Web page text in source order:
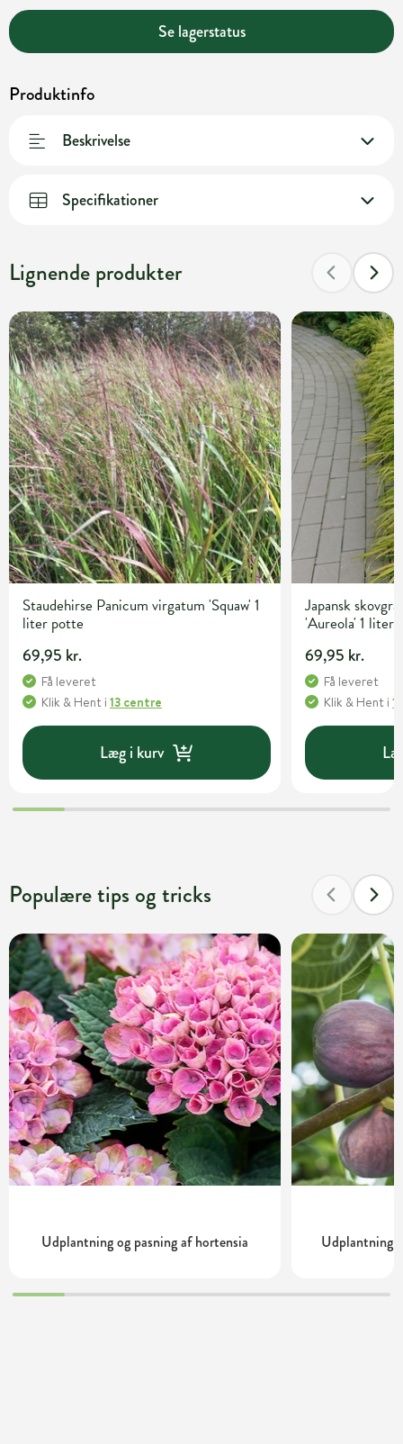
Se lagerstatus
Produktinfo
Beskrivelse
Specifikationer
Lignende produkter
Staudehirse Panicum virgatum 'Squaw' 1
liter potte
69,95 kr.
Få leveret
Klik & Hent i 13 centre
Læg i kurv
Japansk
'Aureola' 1 liter
69,95 kr.
Få leveret
Klik & Hent i
Populære tips og tricks
Udplantning og pasning af hortensia Udplantning